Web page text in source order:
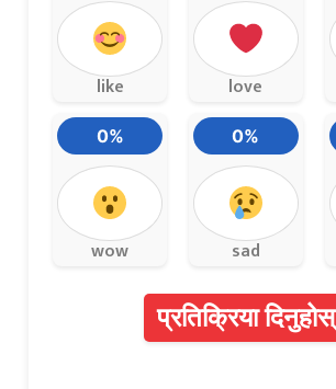
like love
0%
wow
0%
sad
प्रतिक्रिया दिनुहोस्